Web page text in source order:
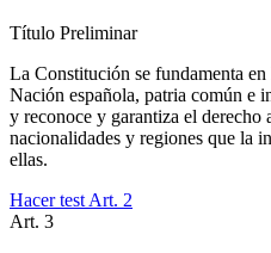
Título Preliminar
La Constitución se fundamenta
Nación española, patria común e
y reconoce y garantiza el derecho
nacionalidades y regiones que la
ellas.
Hacer test Art. 2
Art. 3